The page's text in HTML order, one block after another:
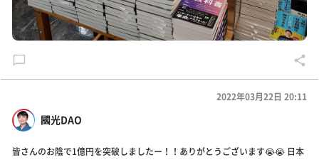
國光DAO
2022年03月22日 20:11
皆さんのお陰で1億円を突破しましたー！！ありがとうございます😭😭 日本